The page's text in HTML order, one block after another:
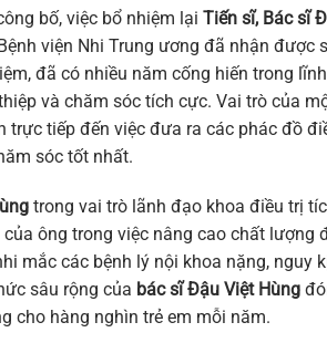
bố, việc bổ nhiệm lại Tiến sĩ, Bác sĩ
viện Nhi Trung ương đã nhận được
đã có nhiều năm cống hiến trong
và chăm sóc tích cực. Vai trò của
trực tiếp đến việc đưa ra các phác đồ
sóc tốt nhất.
trong vai trò lãnh đạo khoa điều trị
ông trong việc nâng cao chất lượng
mắc các bệnh lý nội khoa nặng, nguy
sâu rộng của bác sĩ Đậu Việt Hùng
cho hàng nghìn trẻ em mỗi năm.